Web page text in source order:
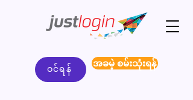
ဝင်ရန် အခမဲ့ စမ်းသုံးရန်